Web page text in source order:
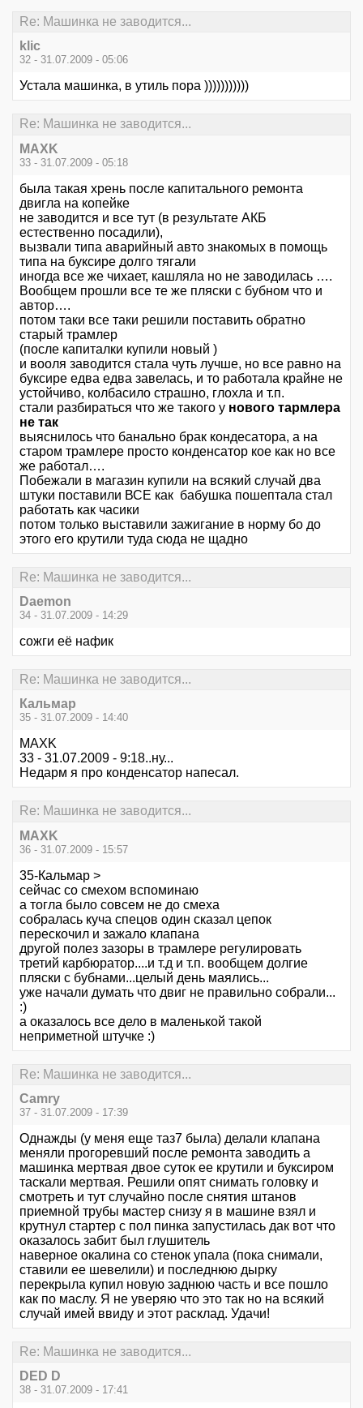
Re: Машинка не заводится...
klic
32 - 31.07.2009 - 05:06
Устала машинка, в утиль пора )))))))))))
Re: Машинка не заводится...
MAXK
33 - 31.07.2009 - 05:18
была такая хрень после капитального ремонта
двигла на копейке
не заводится и все тут (в результате АКБ
естественно посадили),
вызвали типа аварийный авто знакомых в помощь
типа на буксире долго тягали
иногда все же чихает, кашляла но не заводилась ….
Вообщем прошли все те же пляски с бубном что и
автор….
потом таки все таки решили поставить обратно
старый трамлер
(после капиталки купили новый )
и вооля заводится стала чуть лучше, но все равно на
буксире едва едва завелась, и то работала крайне не
устойчиво, колбасило страшно, глохла и т.п.
стали разбираться что же такого у нового тармлера
не так
выяснилось что банально брак кондесатора, а на
старом трамлере просто конденсатор кое как но все
же работал….
Побежали в магазин купили на всякий случай два
штуки поставили ВСЕ как бабушка пошептала стал
работать как часики
потом только выставили зажигание в норму бо до
этого его крутили туда сюда не щадно
Re: Машинка не заводится...
Daemon
34 - 31.07.2009 - 14:29
сожги её нафик
Re: Машинка не заводится...
Кальмар
35 - 31.07.2009 - 14:40
MAXK
33 - 31.07.2009 - 9:18..ну...
Недарм я про конденсатор напесал.
Re: Машинка не заводится...
MAXK
36 - 31.07.2009 - 15:57
35-Кальмар >
сейчас со смехом вспоминаю
а тогла было совсем не до смеха
собралась куча спецов один сказал цепок
перескочил и зажало клапана
другой полез зазоры в трамлере регулировать
третий карбюратор....и т.д и т.п. вообщем долгие
пляски с бубнами...целый день маялись...
уже начали думать что двиг не правильно собрали...
:)
а оказалось все дело в маленькой такой
неприметной штучке :)
Re: Машинка не заводится...
Camry
37 - 31.07.2009 - 17:39
Однажды (у меня еще таз7 была) делали клапана
меняли прогоревший после ремонта заводить а
машинка мертвая двое суток ее крутили и буксиром
таскали мертвая. Решили опят снимать головку и
смотреть и тут случайно после снятия штанов
приемной трубы мастер снизу я в машине взял и
крутнул стартер с пол пинка запустилась дак вот что
оказалось забит был глушитель
наверное окалина со стенок упала (пока снимали,
ставили ее шевелили) и последнюю дырку
перекрыла купил новую заднюю часть и все пошло
как по маслу. Я не уверяю что это так но на всякий
случай имей ввиду и этот расклад. Удачи!
Re: Машинка не заводится...
DED D
38 - 31.07.2009 - 17:41